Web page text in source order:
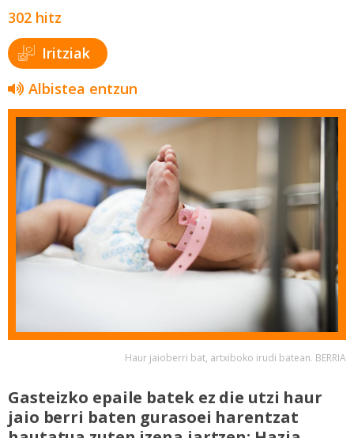
302 hitz
Iritziak
Albistea entzun
Haur jaioberri bat, artxiboko irudi batean. BERRIA
Gasteizko epaile batek ez die utzi haur
jaio berri baten gurasoei harentzat